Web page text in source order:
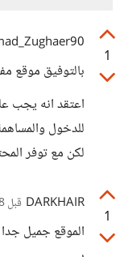
1
بالتوفيق موقع
اعتقد انه يجب
للدخول
لكن مع توفر
1
DARKHAIR قبل 8 سنوات
الموقع جميل